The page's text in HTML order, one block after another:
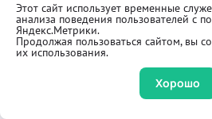
Контакты
Как купить
Реквизиты
Оферта
Правила
Этот сайт использует временные
анализа поведения пользователей с
Яндекс.Метрики.
Продолжая пользоваться сайтом, вы
их использования.
Хорошо